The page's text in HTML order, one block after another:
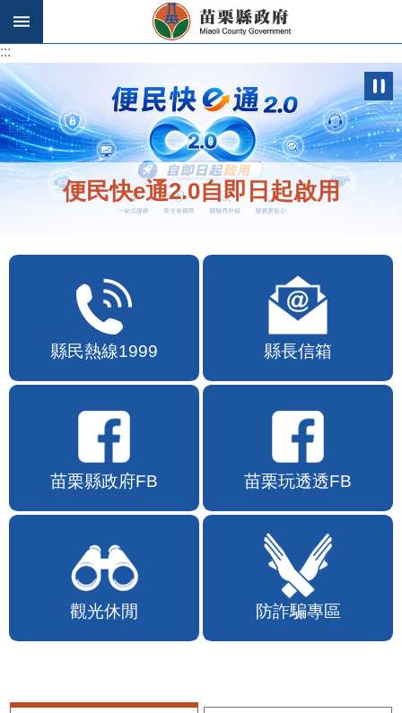
跳到主要內容區塊
:::
:::
便民快e通2.0自即日起啟用
縣民熱線1999 縣長信箱
苗栗縣政府FB 苗栗玩透透FB
觀光休閒 防詐騙專區